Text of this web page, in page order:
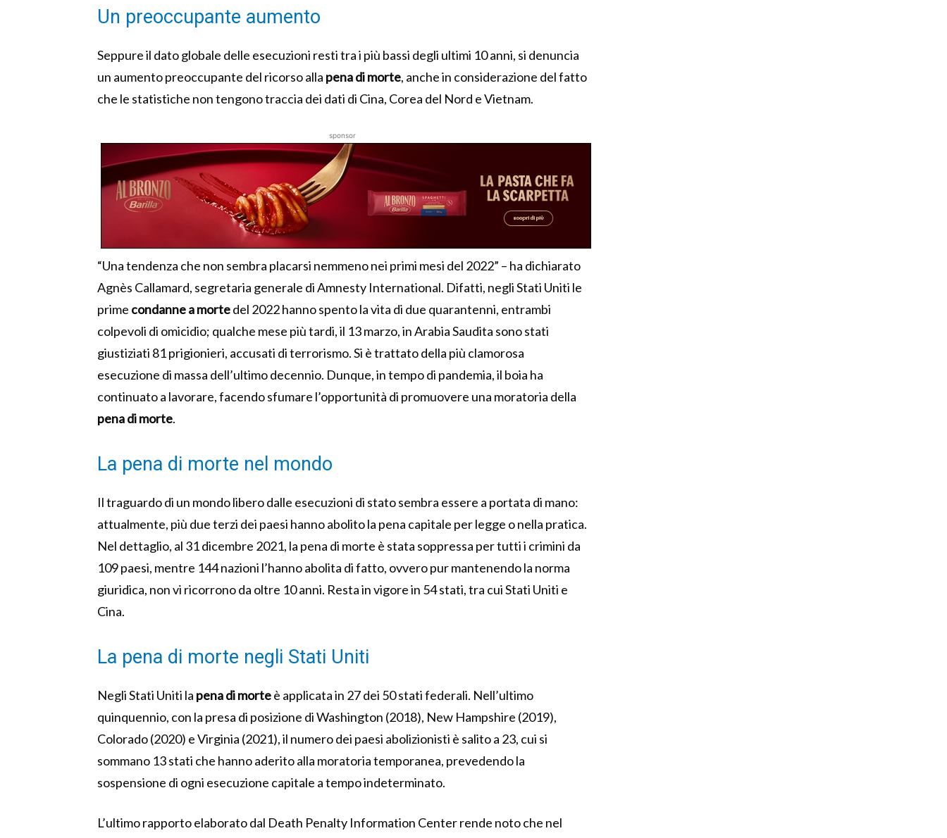
Un preoccupante aumento
Seppure il dato globale delle esecuzioni resti tra i più bassi degli ultimi 10 anni, si denuncia
un aumento preoccupante del ricorso alla pena di morte, anche in considerazione del fatto
che le statistiche non tengono traccia dei dati di Cina, Corea del Nord e Vietnam.
sponsor
“Una tendenza che non sembra placarsi nemmeno nei primi mesi del 2022” – ha dichiarato
Agnès Callamard, segretaria generale di Amnesty International. Difatti, negli Stati Uniti le
prime condanne a mortedel 2022 hanno spento la vita di due quarantenni, entrambi
colpevoli di omicidio; qualche mese più tardi, il 13 marzo, in Arabia Saudita sono stati
giustiziati 81 prigionieri, accusati di terrorismo. Si è trattato della più clamorosa
esecuzione di massa dell’ultimo decennio. Dunque, in tempo di pandemia, il boia ha
continuato a lavorare, facendo sfumare l’opportunità di promuovere una moratoria della
pena di morte.
La pena di morte nel mondo
Il traguardo di un mondo libero dalle esecuzioni di stato sembra essere a portata di mano:
attualmente, più due terzi dei paesi hanno abolito la pena capitale per legge o nella pratica.
Nel dettaglio, al 31 dicembre 2021, la pena di morte è stata soppressa per tutti i crimini da
109 paesi, mentre 144 nazioni l’hanno abolita di fatto, ovvero pur mantenendo la norma
giuridica, non vi ricorrono da oltre 10 anni. Resta in vigore in 54 stati, tra cui Stati Uniti e
Cina.
La pena di morte negli Stati Uniti
Negli Stati Uniti la pena di morteè applicata in 27 dei 50 stati federali. Nell’ultimo
quinquennio, con la presa di posizione di Washington (2018), New Hampshire (2019),
Colorado (2020) e Virginia (2021), il numero dei paesi abolizionisti è salito a 23, cui si
sommano 13 stati che hanno aderito alla moratoria temporanea, prevedendo la
sospensione di ogni esecuzione capitale a tempo indeterminato.
L’ultimo rapporto elaborato dal Death Penalty Information Center rende noto che nel